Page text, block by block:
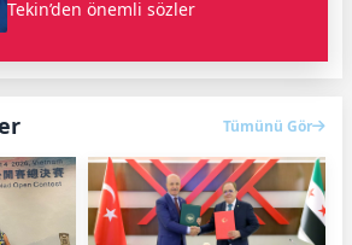
Tekin’den önemli sözler
Tümünü Gör